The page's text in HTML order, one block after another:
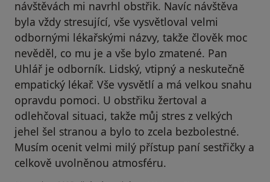
návštěvách mi navrhl obstřik. Navíc návštěva
byla vždy stresující, vše vysvětloval velmi
odbornými lékařskými názvy, takže člověk moc
nevěděl, co mu je a vše bylo zmatené. Pan
Uhlář je odborník. Lidský, vtipný a neskutečně
empatický lékař. Vše vysvětlí a má velkou snahu
opravdu pomoci. U obstřiku žertoval a
odlehčoval situaci, takže můj stres z velkých
jehel šel stranou a bylo to zcela bezbolestné.
Musím ocenit velmi milý přístup paní sestřičky a
celkově uvolněnou atmosféru.